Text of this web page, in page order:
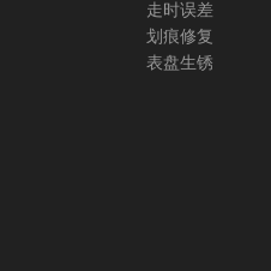
走时误差
划痕修复
表盘生锈